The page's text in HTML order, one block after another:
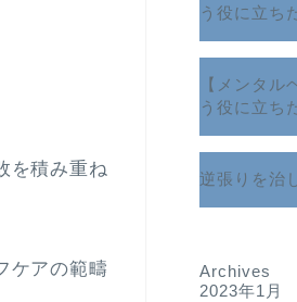
を積み重ね
ケアの範疇
う役に立ち
【メンタ
う役に立ち
逆張りを治
Archives
2023年1月